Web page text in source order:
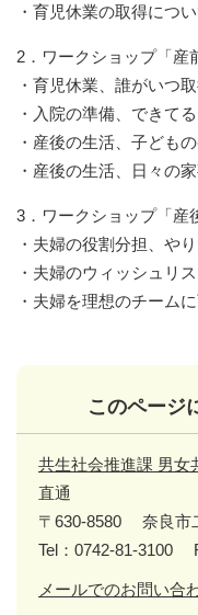
・育児休業の取得につ
2．ワークショップ「産
・育児休業、誰がいつ
・入院の準備、できて
・産後の生活、子ども
・産後の生活、日々の
3．ワークショップ「産
・夫婦の役割分担、や
・夫婦のウィッシュリ
・夫婦を理想のチーム
このページ
共生社会推進課 男女
直通
〒630-8580
奈良市
Tel：0742-81-3100
メールでのお問い合